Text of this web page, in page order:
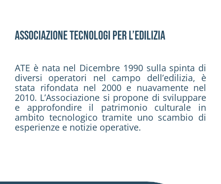
Associazione Tecnologi per l’Edilizia
ATE è nata nel Dicembre 1990 sulla spinta di
diversi operatori nel campo dell’edilizia, è
stata rifondata nel 2000 e nuavamente nel
2010. L’Associazione si propone di sviluppare
e approfondire il patrimonio culturale in
ambito tecnologico tramite uno scambio di
esperienze e notizie operative.